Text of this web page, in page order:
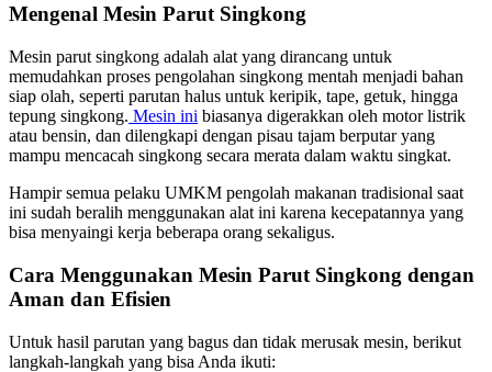
Mengenal Mesin Parut Singkong
Mesin parut singkong adalah alat yang dirancang untuk
memudahkan proses pengolahan singkong mentah menjadi bahan
siap olah, seperti parutan halus untuk keripik, tape, getuk, hingga
tepung singkong. Mesin ini biasanya digerakkan oleh motor listrik
atau bensin, dan dilengkapi dengan pisau tajam berputar yang
mampu mencacah singkong secara merata dalam waktu singkat.
Hampir semua pelaku UMKM pengolah makanan tradisional saat
ini sudah beralih menggunakan alat ini karena kecepatannya yang
bisa menyaingi kerja beberapa orang sekaligus.
Cara Menggunakan Mesin Parut Singkong dengan
Aman dan Efisien
Untuk hasil parutan yang bagus dan tidak merusak mesin, berikut
langkah-langkah yang bisa Anda ikuti: